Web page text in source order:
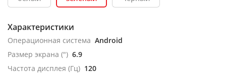
Характеристики
Операционная система Android
Размер экрана (") 6.9
Частота дисплея (Гц) 120